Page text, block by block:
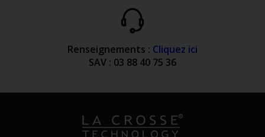
Renseignements : Cliquez ici
SAV : 03 88 40 75 36